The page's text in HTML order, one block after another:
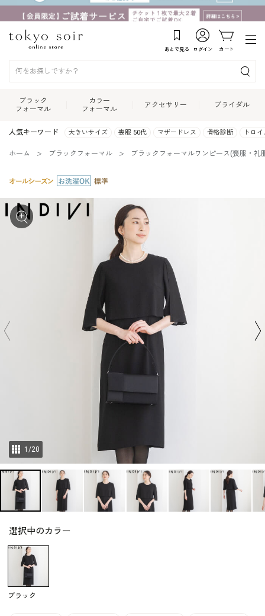
あとで見る ログイン カート
ブラック
フォーマル
カラー
フォーマル
アクセサリー ブライダル
人気キーワード 大きいサイズ 喪服 50代 マザードレス 骨格診断 トロ
ホーム ブラックフォーマル ブラックフォーマルワンピース(喪服・礼
1 /20
選択中のカラー
ブラック